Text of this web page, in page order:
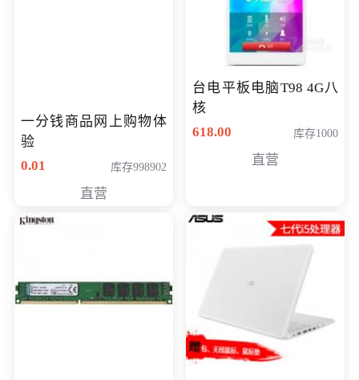
一分钱商品网上购物体
验
0.01
库存998902
直营
台电平板电脑T98 4G八
核
618.00
库存1000
直营